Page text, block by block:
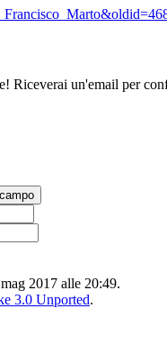
Riceverai un'email per
2017 alle 20:49.
3.0 Unported.